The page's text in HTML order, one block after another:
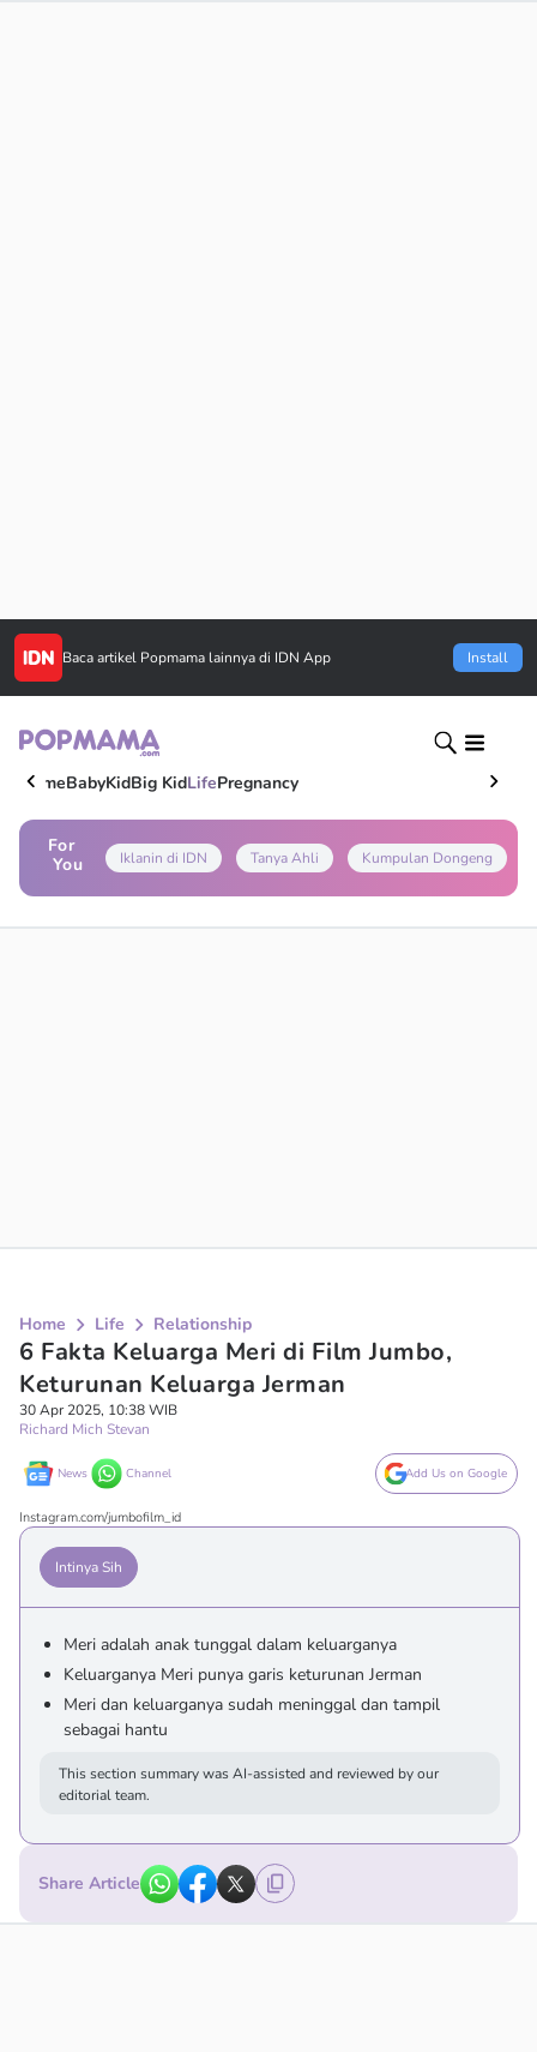
Baca artikel Popmama lainnya di IDN App Install
HomeBabyKidBig KidLifePregnancy
For
You
Iklanin di IDN Tanya Ahli Kumpulan Dongeng
Home Life Relationship
6 Fakta Keluarga Meri di Film Jumbo,
Keturunan Keluarga Jerman
30 Apr 2025, 10:38 WIB
Richard Mich Stevan
News Channel Add Us on Google
Instagram.com/jumbofilm_id
Intinya Sih
Meri adalah anak tunggal dalam keluarganya
Keluarganya Meri punya garis keturunan Jerman
Meri dan keluarganya sudah meninggal dan tampil
sebagai hantu
This section summary was AI-assisted and reviewed by our
editorial team.
Share Article